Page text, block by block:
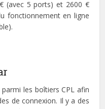
(avec 5 ports) et 2600 €
fonctionnement en ligne
les boîtiers CPL afin
de connexion. Il y a des